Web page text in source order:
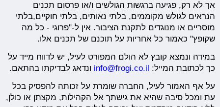
אך לא רק, פגיעה ברגשות הגולשים ו/או פרסום תכנים
הנראים לגולש מקוממים, בלתי נאותים, בלתי חוקיים,בלתי
מוסריים או מנוגדים לתקנת הציבור. אין ל-"פרוגי - כל מה
שקופץ" כאמור כל אחריות על תוכנם של תכנים אלו.
במידה ונמצא קובץ לא הולם המפורט לעיל, יש לדווח מייד על
כך לכתובת המייל: info@frogi.co.il ונדאג לבדיקתו בהתאם.
על אף האמור לעיל, החברה שומרת על זכותה להפסיק בכל
עת ומכל סיבה שהיא את גישתך אל הקהילות, מקצתן או כולן,